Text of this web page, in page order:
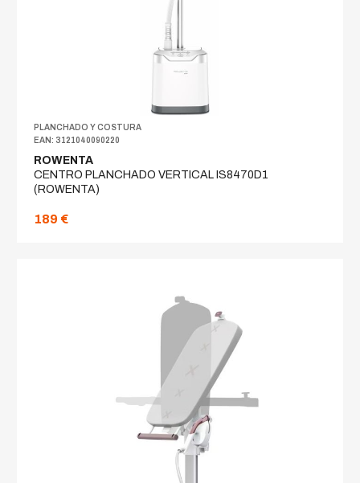
PLANCHADO Y COSTURA
EAN: 3121040090220
ROWENTA
CENTRO PLANCHADO VERTICAL IS8470D1
(ROWENTA)
189 €